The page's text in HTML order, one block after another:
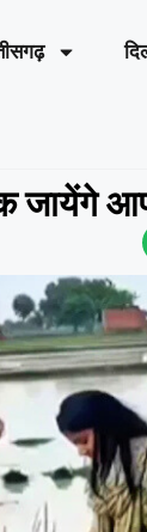
जायेंगे